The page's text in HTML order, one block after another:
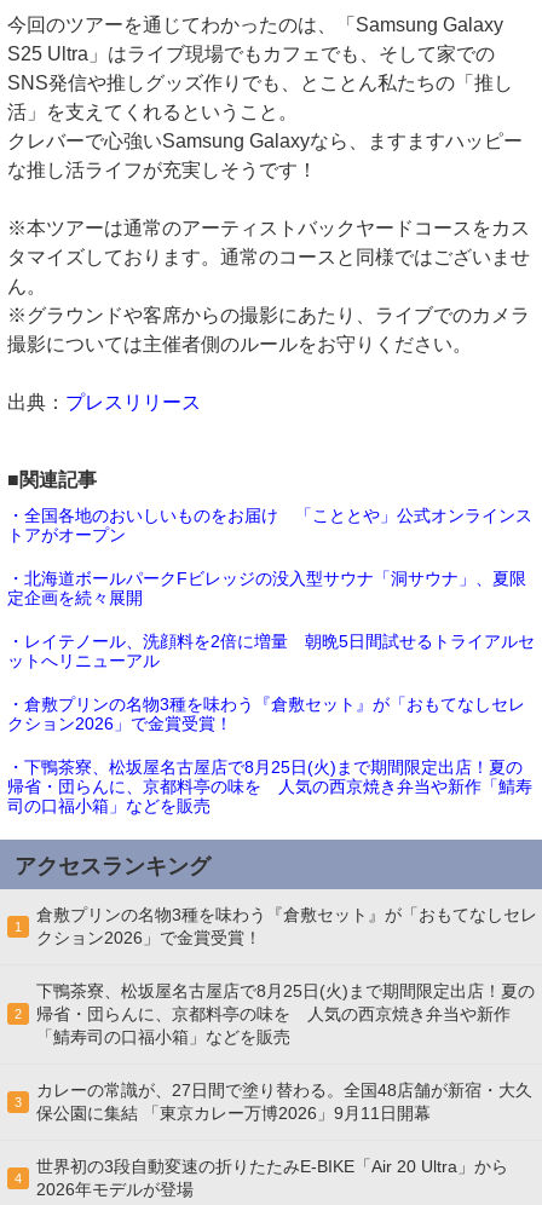
今回のツアーを通じてわかったのは、「Samsung Galaxy
S25 Ultra」はライブ現場でもカフェでも、そして家での
SNS発信や推しグッズ作りでも、とことん私たちの「推し
活」を支えてくれるということ。
クレバーで心強いSamsung Galaxyなら、ますますハッピー
な推し活ライフが充実しそうです！
※本ツアーは通常のアーティストバックヤードコースをカス
タマイズしております。通常のコースと同様ではございませ
ん。
※グラウンドや客席からの撮影にあたり、ライブでのカメラ
撮影については主催者側のルールをお守りください。
出典： プレスリリース
■関連記事
・全国各地のおいしいものをお届け 「こととや」公式オンラインス
トアがオープン
・北海道ボールパークFビレッジの没入型サウナ「洞サウナ」、夏限
定企画を続々展開
・レイテノール、洗顔料を2倍に増量 朝晩5日間試せるトライアルセ
ットへリニューアル
・倉敷プリンの名物3種を味わう『倉敷セット』が「おもてなしセレ
クション2026」で金賞受賞！
・下鴨茶寮、松坂屋名古屋店で8月25日(火)まで期間限定出店！夏の
帰省・団らんに、京都料亭の味を 人気の西京焼き弁当や新作「鯖寿
司の口福小箱」などを販売
アクセスランキング
1
倉敷プリンの名物3種を味わう『倉敷セット』が「おもてなしセレ
クション2026」で金賞受賞！
2
下鴨茶寮、松坂屋名古屋店で8月25日(火)まで期間限定出店！夏の
帰省・団らんに、京都料亭の味を 人気の西京焼き弁当や新作
「鯖寿司の口福小箱」などを販売
3
カレーの常識が、27日間で塗り替わる。全国48店舗が新宿・大久
保公園に集結 「東京カレー万博2026」9月11日開幕
4
世界初の3段自動変速の折りたたみE-BIKE「Air 20 Ultra」から
2026年モデルが登場